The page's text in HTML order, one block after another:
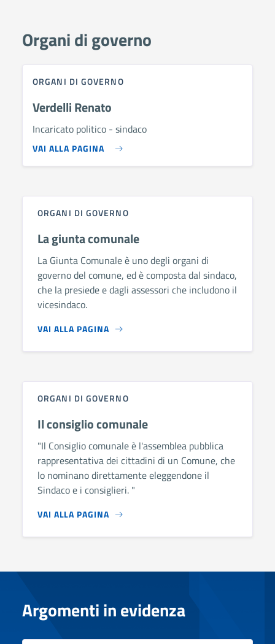
Organi di governo
ORGANI DI GOVERNO
Verdelli Renato
Incaricato politico - sindaco
VAI ALLA PAGINA
ORGANI DI GOVERNO
La giunta comunale
La Giunta Comunale è uno degli organi di
governo del comune, ed è composta dal sindaco,
che la presiede e dagli assessori che includono il
vicesindaco.
VAI ALLA PAGINA
ORGANI DI GOVERNO
Il consiglio comunale
"Il Consiglio comunale è l'assemblea pubblica
rappresentativa dei cittadini di un Comune, che
lo nominano direttamente eleggendone il
Sindaco e i consiglieri. "
VAI ALLA PAGINA
Argomenti in evidenza